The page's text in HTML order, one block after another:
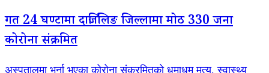
गत 24 घण्टामा दार्जिलिङ जिल्लामा मोठ 330 जना
कोरोना संक्रमित
अस्पतालमा भर्ना भएका कोरोना संक्रमितको धमाधम मृत्यु, स्वास्थ्य